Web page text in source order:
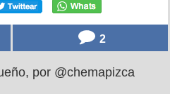
2
por @chemapizca